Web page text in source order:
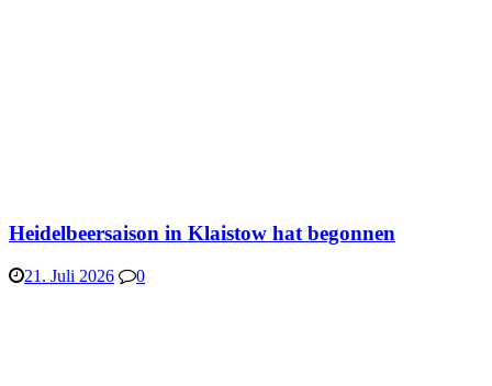
Heidelbeersaison in Klaistow hat begonnen
21. Juli 2026 0